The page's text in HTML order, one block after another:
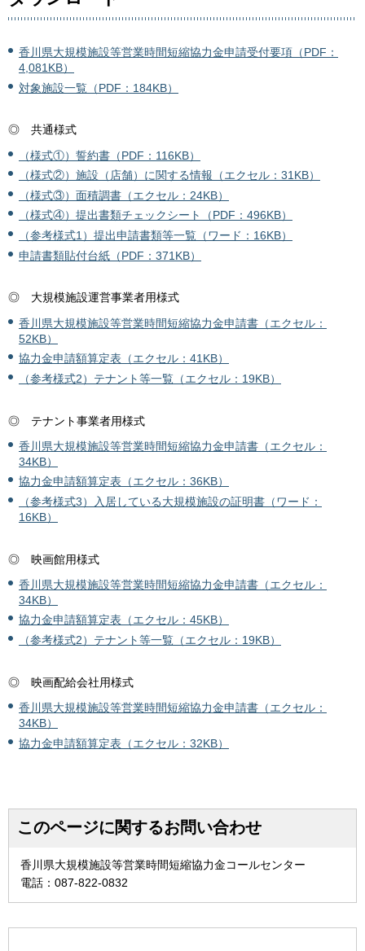
香川県大規模施設等営業時間短縮協力金申請受付要項（PDF：
4,081KB）
対象施設一覧（PDF：184KB）
◎ 共通様式
（様式①）誓約書（PDF：116KB）
（様式②）施設（店舗）に関する情報（エクセル：31KB）
（様式③）面積調書（エクセル：24KB）
（様式④）提出書類チェックシート（PDF：496KB）
（参考様式1）提出申請書類等一覧（ワード：16KB）
申請書類貼付台紙（PDF：371KB）
◎ 大規模施設運営事業者用様式
香川県大規模施設等営業時間短縮協力金申請書（エクセル：
52KB）
協力金申請額算定表（エクセル：41KB）
（参考様式2）テナント等一覧（エクセル：19KB）
◎ テナント事業者用様式
香川県大規模施設等営業時間短縮協力金申請書（エクセル：
34KB）
協力金申請額算定表（エクセル：36KB）
（参考様式3）入居している大規模施設の証明書（ワード：
16KB）
◎ 映画館用様式
香川県大規模施設等営業時間短縮協力金申請書（エクセル：
34KB）
協力金申請額算定表（エクセル：45KB）
（参考様式2）テナント等一覧（エクセル：19KB）
◎ 映画配給会社用様式
香川県大規模施設等営業時間短縮協力金申請書（エクセル：
34KB）
協力金申請額算定表（エクセル：32KB）
このページに関するお問い合わせ
香川県大規模施設等営業時間短縮協力金コールセンター
電話：087-822-0832